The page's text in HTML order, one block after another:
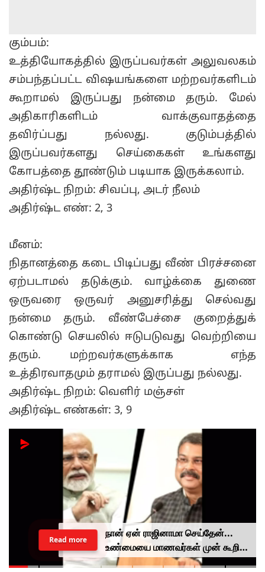
கும்பம்:
உத்தியோகத்தில் இருப்பவர்கள் அலுவலகம்
சம்பந்தப்பட்ட விஷயங்களை மற்றவர்களிடம்
கூறாமல் இருப்பது நன்மை தரும். மேல்
அதிகாரிகளிடம் வாக்குவாதத்தை
தவிர்ப்பது நல்லது. குடும்பத்தில்
இருப்பவர்களது செய்கைகள் உங்களது
கோபத்தை தூண்டும் படியாக இருக்கலாம்.
அதிர்ஷ்ட நிறம்: சிவப்பு, அடர் நீலம்
அதிர்ஷ்ட எண்: 2, 3
மீனம்:
நிதானத்தை கடை பிடிப்பது வீண் பிரச்சனை
ஏற்படாமல் தடுக்கும். வாழ்க்கை துணை
ஒருவரை ஒருவர் அனுசரித்து செல்வது
நன்மை தரும். வீண்பேச்சை குறைத்துக்
கொண்டு செயலில் ஈடுபடுவது வெற்றியை
தரும். மற்றவர்களுக்காக எந்த
உத்திரவாதமும் தராமல் இருப்பது நல்லது.
அதிர்ஷ்ட நிறம்: வெளிர் மஞ்சள்
அதிர்ஷ்ட எண்கள்: 3, 9
நான் ஏன் ராஜினாமா செய்தேன்...
உண்மையை மாணவர்கள் முன் கூறிய
தர்மேந்திர பிரதான்...
Read more